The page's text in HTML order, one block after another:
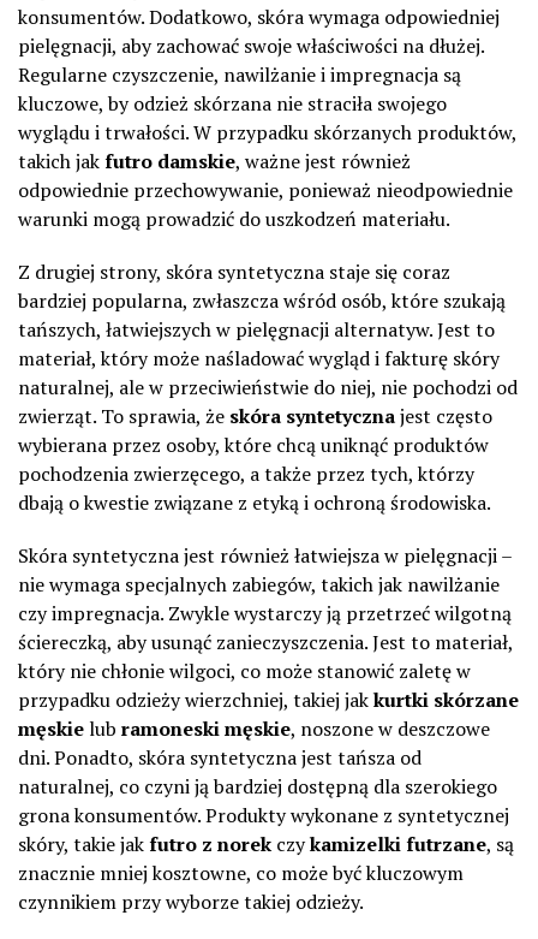
konsumentów. Dodatkowo, skóra wymaga odpowiedniej
pielęgnacji, aby zachować swoje właściwości na dłużej.
Regularne czyszczenie, nawilżanie i impregnacja są
kluczowe, by odzież skórzana nie straciła swojego
wyglądu i trwałości. W przypadku skórzanych produktów,
takich jakfutro damskie, ważne jest również
odpowiednie przechowywanie, ponieważ nieodpowiednie
warunki mogą prowadzić do uszkodzeń materiału.
Z drugiej strony, skóra syntetyczna staje się coraz
bardziej popularna, zwłaszcza wśród osób, które szukają
tańszych, łatwiejszych w pielęgnacji alternatyw. Jest to
materiał, który może naśladować wygląd i fakturę skóry
naturalnej, ale w przeciwieństwie do niej, nie pochodzi od
zwierząt. To sprawia, że skóra syntetycznajest często
wybierana przez osoby, które chcą uniknąć produktów
pochodzenia zwierzęcego, a także przez tych, którzy
dbają o kwestie związane z etyką i ochroną środowiska.
Skóra syntetyczna jest również łatwiejsza w pielęgnacji –
nie wymaga specjalnych zabiegów, takich jak nawilżanie
czy impregnacja. Zwykle wystarczy ją przetrzeć wilgotną
ściereczką, aby usunąć zanieczyszczenia. Jest to materiał,
który nie chłonie wilgoci, co może stanowić zaletę w
przypadku odzieży wierzchniej, takiej jakkurtki skórzane
męskielub ramoneski męskie, noszone w deszczowe
dni. Ponadto, skóra syntetyczna jest tańsza od
naturalnej, co czyni ją bardziej dostępną dla szerokiego
grona konsumentów. Produkty wykonane z syntetycznej
skóry, takie jakfutro z norek czykamizelki futrzane, są
znacznie mniej kosztowne, co może być kluczowym
czynnikiem przy wyborze takiej odzieży.